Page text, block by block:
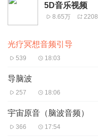
5D音乐视频
8.65万 2208
光疗冥想音频引导
539 18:03
导脑波
257 18:06
宇宙原音（脑波音频）
366 17:54